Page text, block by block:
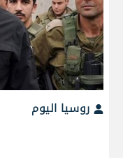
روسيا اليوم